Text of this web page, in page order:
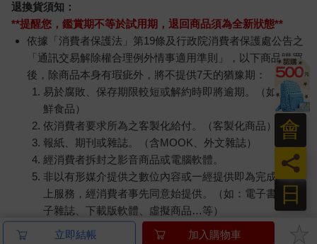
退換貨須知：
**提醒您，鑑賞期不等於試用期，退回商品須為全新狀態**
依據「消費者保護法」第19條及行政院消費者保護處公告之
「通訊交易解除權合理例外情事適用準則」，以下商品購買
後，除商品本身有瑕疵外，將不提供7天的猶豫期：
易於腐敗、保存期限較短或解約時即將逾期。（如：生
鮮食品）
依消費者要求所為之客製化給付。（客製化商品）
報紙、期刊或雜誌。（含MOOK、外文雜誌）
經消費者拆封之影音商品或電腦軟體。
非以有形媒介提供之數位內容或一經提供即為完成之線
上服務，經消費者事先同意始提供。（如：電子書、電
子雜誌、下載版軟體、虛擬商品…等）
已拆封之個人衛生用品。（如：內衣褲、刮鬍刀、除毛
日
員
會